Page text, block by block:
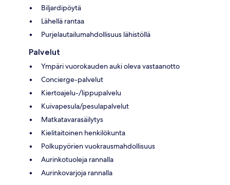
Biljardipöytä
Lähellä rantaa
Purjelautailumahdollisuus lähistöllä
Palvelut
Ympäri vuorokauden auki oleva vastaanotto
Concierge-palvelut
Kiertoajelu-/lippupalvelu
Kuivapesula/pesulapalvelut
Matkatavarasäilytys
Kielitaitoinen henkilökunta
Polkupyörien vuokrausmahdollisuus
Aurinkotuoleja rannalla
Aurinkovarjoja rannalla